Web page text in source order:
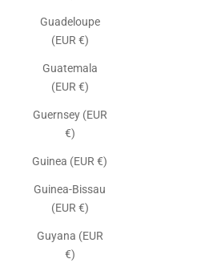
Guadeloupe
(EUR €)
Guatemala
(EUR €)
Guernsey (EUR
€)
Guinea (EUR €)
Guinea-Bissau
(EUR €)
Guyana (EUR
€)